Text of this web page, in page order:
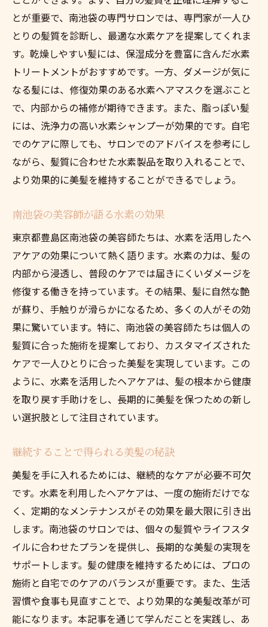
とが重要で、南池袋の専門サロンでは、専門家が一人ひ
とりの髪質を診断し、最適な水素ケアを提案してくれま
す。乾燥しやすい髪には、保湿成分を豊富に含んだ水素
トリートメントがおすすめです。一方、ダメージが気に
なる髪には、修復効果のある水素ヘアマスクを選ぶこと
で、内部からの補修が期待できます。また、脂っぽい髪
には、洗浄力の高い水素シャンプーが効果的です。自宅
でのケアに際しても、サロンでのアドバイスを参考にし
ながら、髪質に合わせた水素製品を取り入れることで、
より効果的に美髪を維持することができるでしょう。
南池袋の美容師が語る水素の効果
東京都豊島区南池袋の美容師たちは、水素を活用したヘ
アケアの効果について熱く語ります。水素の力は、髪の
内部から浸透し、普段のケアでは届きにくいダメージを
修復する働きを持っています。その結果、髪に自然な艶
が蘇り、手触りが滑らかになるため、多くの人がその効
果に驚いています。特に、南池袋の美容師たちは個人の
髪質に合った施術を提案しており、カスタマイズされた
ケアで一人ひとりに合った美髪を実現しています。この
ように、水素を活用したヘアケアは、髪の根本から健康
を取り戻す手助けをし、長期的に美髪を保つための新し
い選択肢として注目されています。
継続することで得られる美髪の秘訣
美髪を手に入れるためには、継続的なケアが必要不可欠
です。水素を利用したヘアケアは、一度の施術だけでな
く、定期的なメンテナンスがその効果を最大限に引き出
します。南池袋のサロンでは、個々の髪質やライフスタ
イルに合わせたプランを提供し、長期的な美髪の実現を
サポートします。髪の健康を維持するためには、プロの
施術と自宅でのケアのバランスが重要です。また、生活
習慣や食事も見直すことで、より効果的な美髪改革が可
能になります。本記事を通じて学んだことを実践し、あ